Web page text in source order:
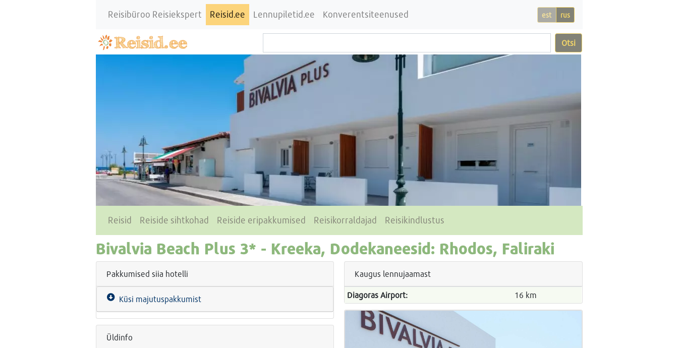
Reisibüroo Reisiekspert Reisid.ee Lennupiletid.ee Konverentsiteenused est rus
Otsi
Reisid Reiside sihtkohad Reiside eripakkumised Reisikorraldajad Reisikindlustus
Bivalvia Beach Plus 3* - Kreeka, Dodekaneesid: Rhodos, Faliraki
Pakkumised siia hotelli
Küsi majutuspakkumist
Üldinfo
Kaugus lennujaamast
Diagoras Airport: 16 km